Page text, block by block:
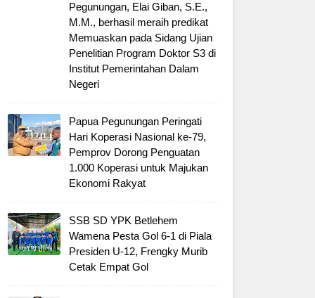
Pegunungan, Elai Giban, S.E.,
M.M., berhasil meraih predikat
Memuaskan pada Sidang Ujian
Penelitian Program Doktor S3 di
Institut Pemerintahan Dalam
Negeri
Papua Pegunungan Peringati
Hari Koperasi Nasional ke-79,
Pemprov Dorong Penguatan
1.000 Koperasi untuk Majukan
Ekonomi Rakyat
SSB SD YPK Betlehem
Wamena Pesta Gol 6-1 di Piala
Presiden U-12, Frengky Murib
Cetak Empat Gol